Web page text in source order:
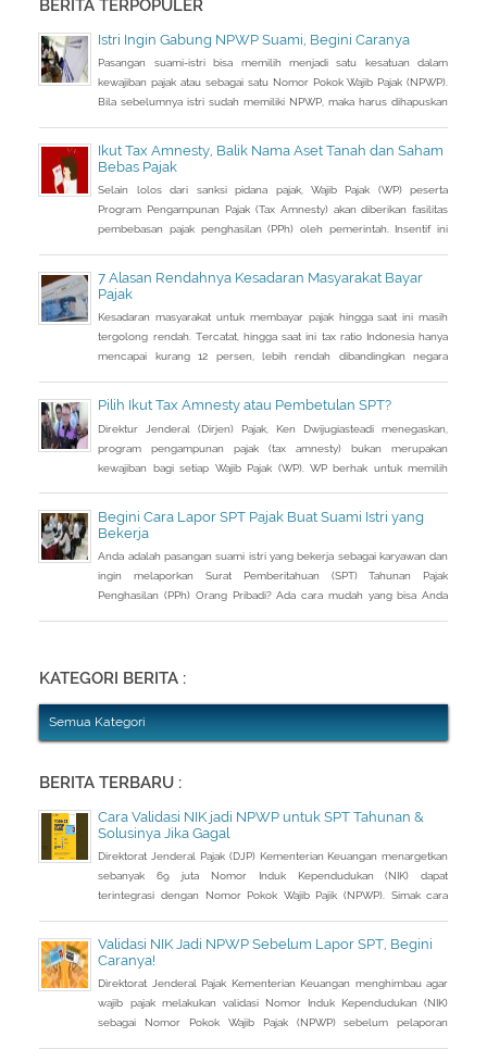
BERITA TERPOPULER
Istri Ingin Gabung NPWP Suami, Begini Caranya
Pasangan suami-istri bisa memilih menjadi satu kesatuan dalam
kewajiban pajak atau sebagai satu Nomor Pokok Wajib Pajak (NPWP).
Bila sebelumnya istri sudah memiliki NPWP, maka harus dihapuskan
Ikut Tax Amnesty, Balik Nama Aset Tanah dan Saham
Bebas Pajak
Selain lolos dari sanksi pidana pajak, Wajib Pajak (WP) peserta
Program Pengampunan Pajak (Tax Amnesty) akan diberikan fasilitas
pembebasan pajak penghasilan (PPh) oleh pemerintah. Insentif ini
7 Alasan Rendahnya Kesadaran Masyarakat Bayar
Pajak
Kesadaran masyarakat untuk membayar pajak hingga saat ini masih
tergolong rendah. Tercatat, hingga saat ini tax ratio Indonesia hanya
mencapai kurang 12 persen, lebih rendah dibandingkan negara
Pilih Ikut Tax Amnesty atau Pembetulan SPT?
Direktur Jenderal (Dirjen) Pajak, Ken Dwijugiasteadi menegaskan,
program pengampunan pajak (tax amnesty) bukan merupakan
kewajiban bagi setiap Wajib Pajak (WP). WP berhak untuk memilih
pengusutan nilai wajar harta.
Begini Cara Lapor SPT Pajak Buat Suami Istri yang
Bekerja
Anda adalah pasangan suami istri yang bekerja sebagai karyawan dan
ingin melaporkan Surat Pemberitahuan (SPT) Tahunan Pajak
Penghasilan (PPh) Orang Pribadi? Ada cara mudah yang bisa Anda
suami atau istri
KATEGORI BERITA :
Semua Kategori
BERITA TERBARU :
Cara Validasi NIK jadi NPWP untuk SPT Tahunan &
Solusinya Jika Gagal
Direktorat Jenderal Pajak (DJP) Kementerian Keuangan menargetkan
sebanyak 69 juta Nomor Induk Kependudukan (NIK) dapat
terintegrasi dengan Nomor Pokok Wajib Pajik (NPWP). Simak cara
total target yang baru terintegrasi. Melalui integrasi, nantinya
pelayanan dapat lebih
Validasi NIK Jadi NPWP Sebelum Lapor SPT, Begini
Caranya!
Direktorat Jenderal Pajak Kementerian Keuangan menghimbau agar
wajib pajak melakukan validasi Nomor Induk Kependudukan (NIK)
sebagai Nomor Pokok Wajib Pajak (NPWP) sebelum pelaporan